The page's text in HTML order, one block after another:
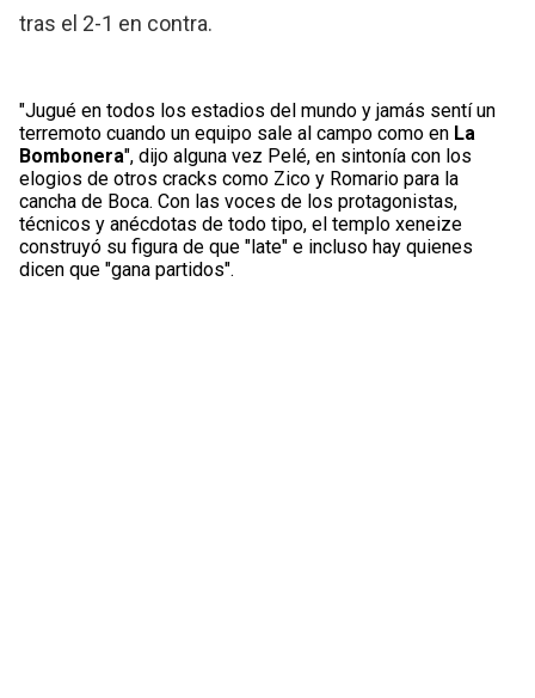
tras el 2-1 en contra.
"Jugué en todos los estadios del mundo y jamás sentí un
terremoto cuando un equipo sale al campo como en La
Bombonera", dijo alguna vez Pelé, en sintonía con los
elogios de otros cracks como Zico y Romario para la
cancha de Boca. Con las voces de los protagonistas,
técnicos y anécdotas de todo tipo, el templo xeneize
construyó su figura de que "late" e incluso hay quienes
dicen que "gana partidos".